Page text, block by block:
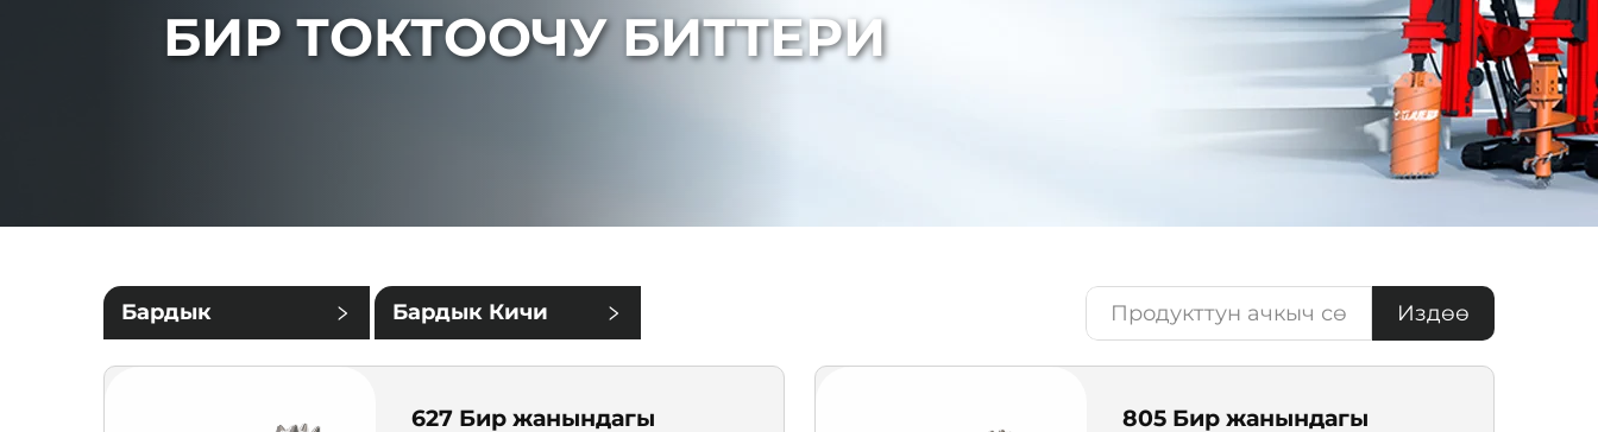
БИР ТОКТООЧУ БИТТЕРИ
Бардык
категориялар
Бардык Кичи
Категориялар
Издөө
627 Бир жанындагы
805 Бир жанындагы